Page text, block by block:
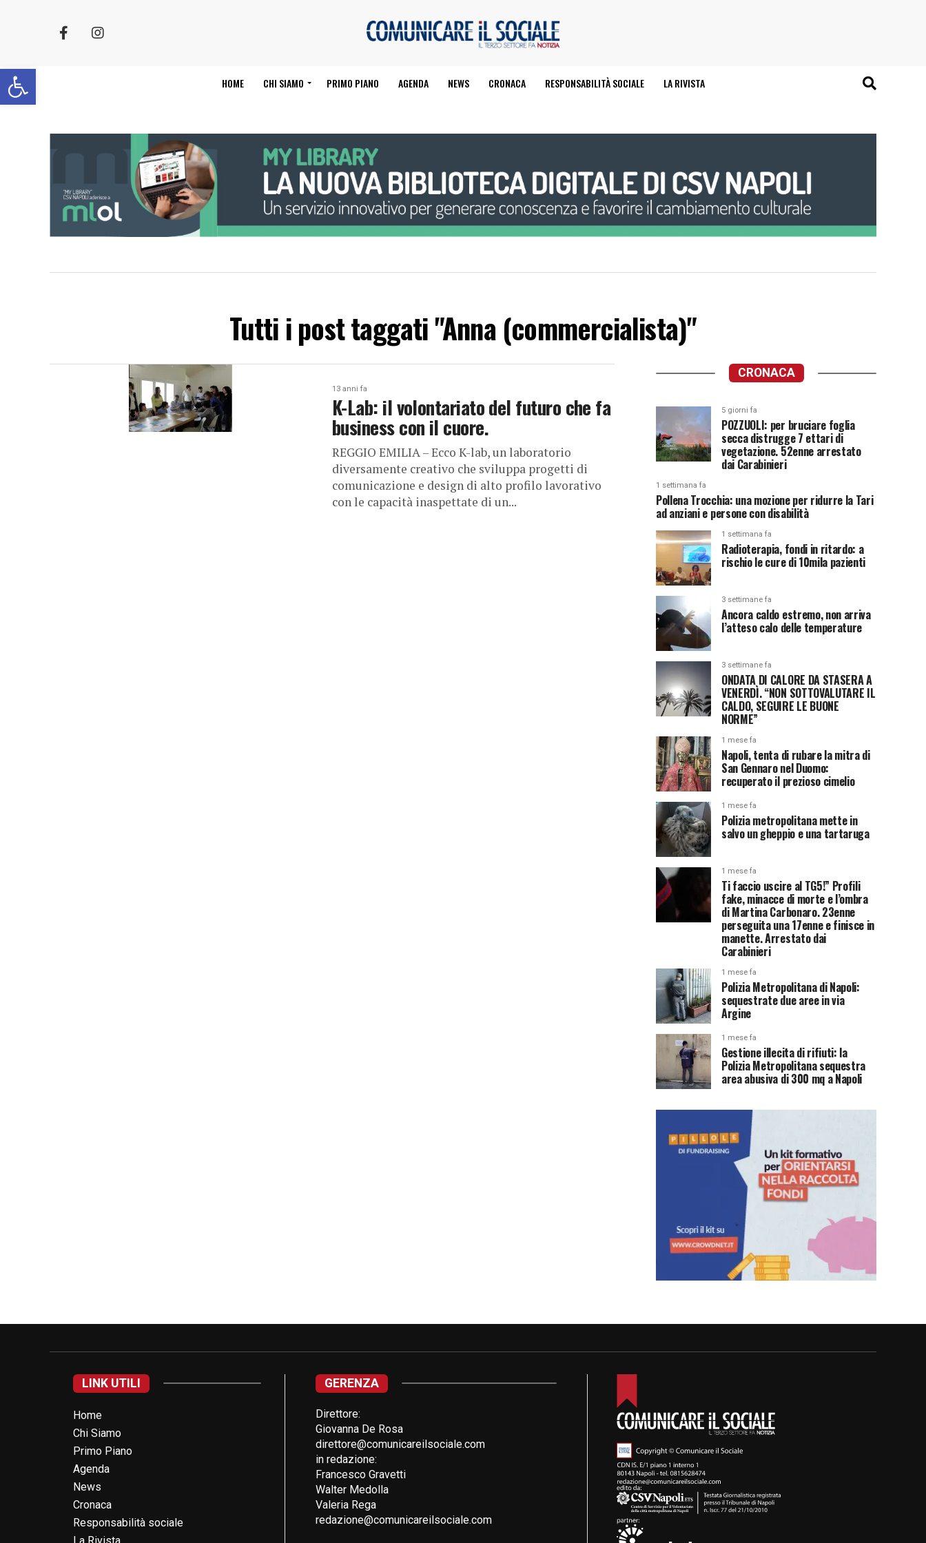
Apri la barra degli strumenti HOME CHI SIAMO PRIMO PIANO AGENDA NEWS CRONACA RESPONSABILITÀ SOCIALE LA RIVISTA
Tutti i post taggati "Anna (commercialista)"
13 anni fa
K-Lab: il volontariato del futuro che fa
business con il cuore.
REGGIO EMILIA – Ecco K-lab, un laboratorio
diversamente creativo che sviluppa progetti di
comunicazione e design di alto profilo lavorativo
con le capacità inaspettate di un...
CRONACA
5 giorni fa
POZZUOLI: per bruciare foglia
secca distrugge 7 ettari di
vegetazione. 52enne arrestato
dai Carabinieri
1 settimana fa
Pollena Trocchia: una mozione per ridurre la Tari
ad anziani e persone con disabilità
1 settimana fa
Radioterapia, fondi in ritardo: a
rischio le cure di 10mila pazienti
3 settimane fa
Ancora caldo estremo, non arriva
l’atteso calo delle temperature
3 settimane fa
ONDATA DI CALORE DA STASERA A
VENERDÌ. “NON SOTTOVALUTARE IL
CALDO, SEGUIRE LE BUONE
NORME”
1 mese fa
Napoli, tenta di rubare la mitra di
San Gennaro nel Duomo:
recuperato il prezioso cimelio
1 mese fa
Polizia metropolitana mette in
salvo un gheppio e una tartaruga
1 mese fa
Ti faccio uscire al TG5!” Profili
fake, minacce di morte e l’ombra
di Martina Carbonaro. 23enne
perseguita una 17enne e finisce in
manette. Arrestato dai
Carabinieri
1 mese fa
Polizia Metropolitana di Napoli:
sequestrate due aree in via
Argine
1 mese fa
Gestione illecita di rifiuti: la
Polizia Metropolitana sequestra
area abusiva di 300 mq a Napoli
LINK UTILI
Home
Chi Siamo
Primo Piano
Agenda
News
Cronaca
Responsabilità sociale
GERENZA
Direttore:
Giovanna De Rosa
direttore@comunicareilsociale.com
in redazione:
Francesco Gravetti
Walter Medolla
Valeria Rega
redazione@comunicareilsociale.com